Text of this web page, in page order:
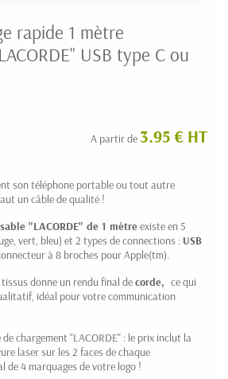
rapide 1 mètre
USB type C ou
A partir de 3.95 € HT
son téléphone portable ou tout autre
un câble de qualité !
"LACORDE" de 1 mètreexiste en 5
vert, bleu) et 2 types de connections : USB
à 8 broches pour Apple(tm).
donne un rendu final decorde, ce qui
idéal pour votre communication
chargement "LACORDE" : le prix inclut la
laser sur les 2 faces de chaque
4 marquages de votre logo !